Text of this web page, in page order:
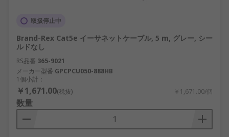
取扱停止中
Brand-Rex Cat5e イーサネットケーブル, 5 m, グレー, シー
ルドなし
RS品番 365-9021
メーカー型番 GPCPCU050-888HB
1個小計：
￥1,671.00(税抜) ￥1,671.00/個
数量